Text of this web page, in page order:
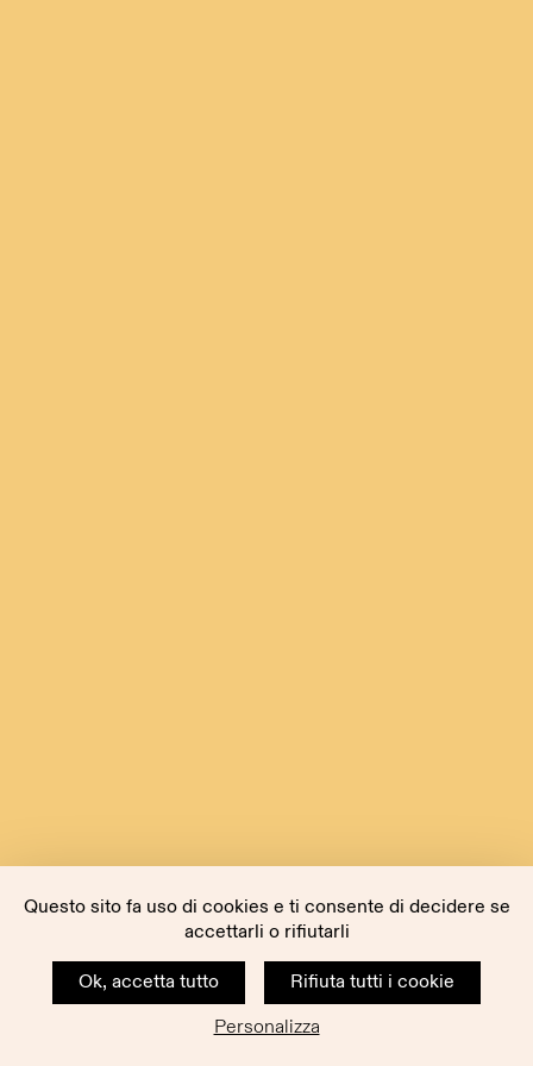
Questo sito fa uso di cookies e ti consente di decidere se
accettarli o rifiutarli
Ok, accetta tutto
Rifiuta tutti i cookie
Personalizza